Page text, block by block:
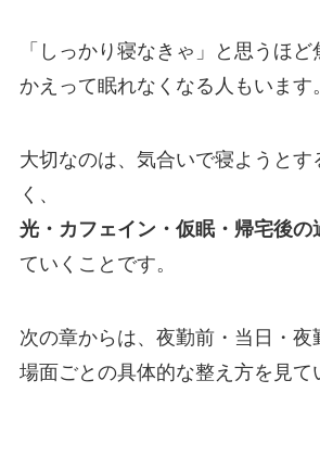
「しっかり寝なきゃ」と思うほど
かえって眠れなくなる人もいます。
大切なのは、気合いで寝ようとす
く、
光・カフェイン・仮眠・帰宅後の
ていくことです。
次の章からは、夜勤前・当日・夜
場面ごとの具体的な整え方を見て